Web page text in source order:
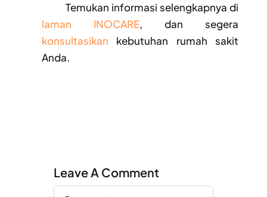
Temukan informasi selengkapnya di
laman INOCARE, dan segera
konsultasikan kebutuhan rumah sakit
Anda.
Leave A Comment
Comment